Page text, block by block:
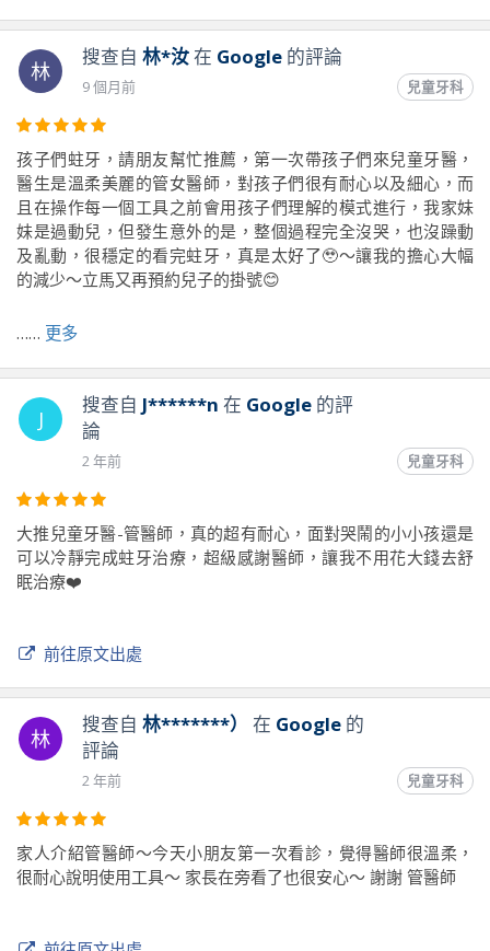
林
搜查自 林*汝在 Google的評論
9 個月前 兒童牙科
孩子們蛀牙，請朋友幫忙推薦，第一次帶孩子們來兒童牙醫，
醫生是溫柔美麗的管女醫師，對孩子們很有耐心以及細心，而
且在操作每一個工具之前會用孩子們理解的模式進行，我家妹
妹是過動兒，但發生意外的是，整個過程完全沒哭，也沒躁動
及亂動，很穩定的看完蛀牙，真是太好了🥹～讓我的擔心大幅
的減少～立馬又再預約兒子的掛號😊
…… 更多
J
搜查自 J******n 在 Google的評
論
2 年前 兒童牙科
大推兒童牙醫-管醫師，真的超有耐心，面對哭鬧的小小孩還是
可以冷靜完成蛀牙治療，超級感謝醫師，讓我不用花大錢去舒
眠治療❤️
前往原文出處
林
搜查自 林*******） 在 Google的
評論
2 年前 兒童牙科
家人介紹管醫師～今天小朋友第一次看診，覺得醫師很溫柔，
很耐心說明使用工具～ 家長在旁看了也很安心～ 謝謝 管醫師